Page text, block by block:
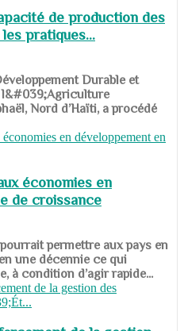
de production des
pratiques...
Durable et
Nord d’Haïti, a procédé
économies en
de croissance
permettre aux pays en
une décennie ce qui
à condition d’agir rapide...